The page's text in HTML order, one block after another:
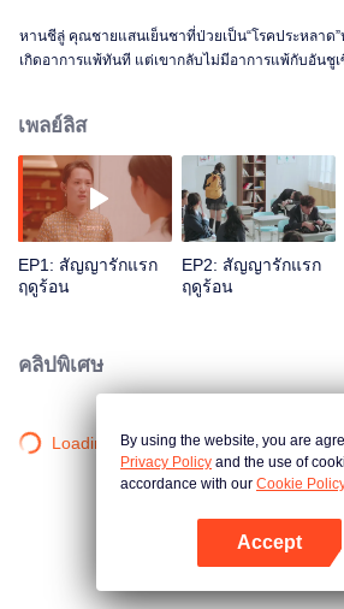
หานชีลู่ คุณชายแสนเย็นชาที่ป่วยเป็น“โรคประหลาด
เกิดอาการแพ้ทันที แต่เขากลับไม่มีอาการแพ้กับอันชู
ป่วยให้หานชีลู่ก็ค่อย ๆ พบความลับของ “โรคประหลาด
เพลย์ลิส
EP1: สัญญารักแรก
ฤดูร้อน
EP2: สัญญารักแรก
ฤดูร้อน
คลิปพิเศษ
Loading…By using the website, you are
Privacy Policy and the use of
accordance with our Cookie
Accept